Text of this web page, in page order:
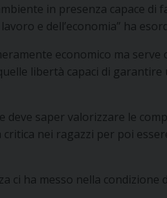
in presenza capace di
e dell’economia” ha
economico ma
libertà capaci di garantire
deve saper valorizzare le
nei ragazzi per poi
ci ha messo nella condizione